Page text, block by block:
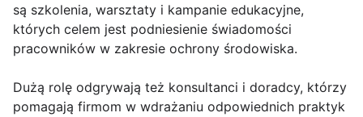
są szkolenia, warsztaty i kampanie edukacyjne,
których celem jest podniesienie świadomości
pracowników w zakresie ochrony środowiska.
Dużą rolę odgrywają też konsultanci i doradcy, którzy
pomagają firmom w wdrażaniu odpowiednich praktyk